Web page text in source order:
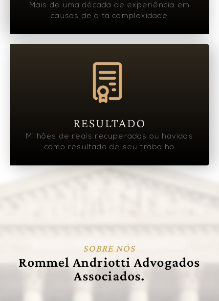
Mais de uma década de experiência em
causas de alta complexidade
RESULTADO
Milhões de reais recuperados ou havidos
como resultado de seu trabalho
SOBRE NÓS
Rommel Andriotti Advogados
Associados.